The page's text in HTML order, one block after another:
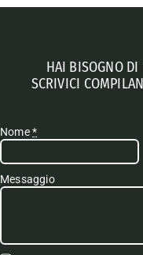
HAI BISOGNO
SCRIVICI
Nome*
Messaggio